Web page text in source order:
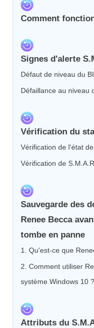
Comment
Signes d'alerte
Défaut de niveau du
Défaillance au niveau
Vérification du
Vérification de l'état
Vérification de
Sauvegarde des
Renee Becca
tombe en panne
1. Qu'est-ce que
2. Comment utiliser
système Windows 10 ?
Attributs du